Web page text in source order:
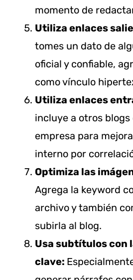
momento de
Utiliza enlaces
tomes un dato de
oficial y confiable,
como vínculo
Utiliza enlaces
incluye a otros blogs
empresa para
interno por
Optimiza las
Agrega la keyword
archivo y también
subirla al blog.
Usa subtítulos con
clave: